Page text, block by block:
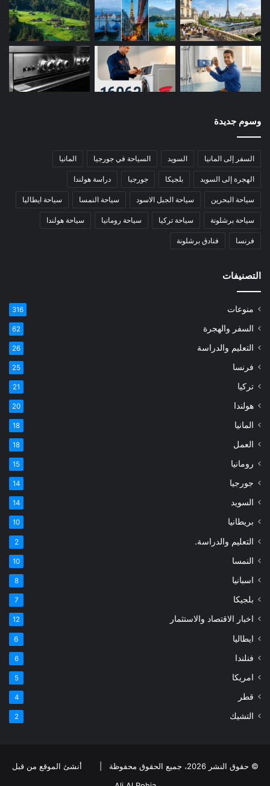
وسوم جديدة
السفر إلى المانيا السويد السياحة في جورجيا المانيا
الهجرة إلى السويد بلجيكا جورجيا دراسة هولندا
سياحة البحرين سياحة الجبل الاسود سياحة النمسا سياحة ايطاليا
سياحة برشلونة سياحة تركيا سياحة رومانيا سياحة هولندا
فرنسا فنادق برشلونة
التصنيفات
منوعات 316
السفر والهجرة 62
التعليم والدراسة 26
فرنسا 25
تركيا 21
هولندا 20
المانيا 18
العمل 18
رومانيا 15
جورجيا 14
السويد 14
بريطانيا 10
التعليم والدراسة. 2
النمسا 10
اسبانيا 8
بلجيكا 7
اخبار الاقتصاد والاستثمار 12
ايطاليا 6
فنلندا 6
امريكا 5
قطر 4
التشيك 2
© حقوق النشر 2026، جميع الحقوق محفوظة |
أنشئ الموقع من قبل